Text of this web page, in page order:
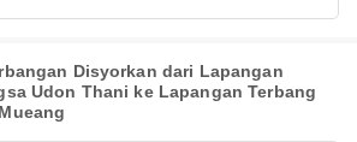
Disyorkan dari Lapangan
Udon Thani ke Lapangan Terbang